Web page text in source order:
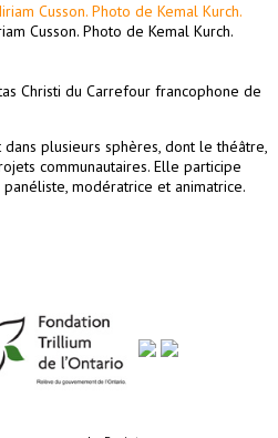
Cusson. Photo de Kemal Kurch.
Christi du Carrefour francophone de
plusieurs sphères, dont le théâtre,
communautaires. Elle participe
modératrice et animatrice.